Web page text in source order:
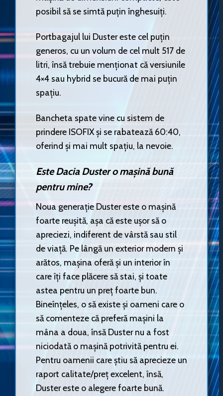
posibil să se simtă puțin înghesuiți.
Portbagajul lui Duster este cel puțin
generos, cu un volum de cel mult 517 de
litri, însă trebuie menționat că versiunile
4×4 sau hybrid se bucură de mai puțin
spațiu.
Bancheta spate vine cu sistem de
prindere ISOFIX și se rabatează 60:40,
oferind și mai mult spațiu, la nevoie.
Este Dacia Duster o mașină bună
pentru mine?
Noua generație Duster este o mașină
foarte reușită, așa că este ușor să o
apreciezi, indiferent de vârstă sau stil
de viață. Pe lângă un exterior modern și
arătos, mașina oferă și un interior în
care îți face plăcere să stai, și toate
astea pentru un preț foarte bun.
Bineînțeles, o să existe și oameni care o
să comenteze că preferă mașini la
mâna a doua, însă Duster nu a fost
niciodată o mașină potrivită pentru ei.
Pentru oamenii care știu să aprecieze un
raport calitate/preț excelent, însă,
Duster este o alegere foarte bună.